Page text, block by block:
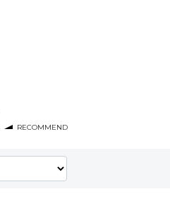
RECOMMEND